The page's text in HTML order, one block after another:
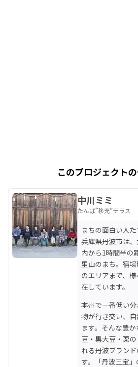
このプロジェクト
中川ミミ
たんば”移充”テラス
まちの面白い人
兵庫県丹波市は
内から1時間半の
里山のまち。宿
のエリアまで、
在しています。
本州で一番低い
物が行き交い、
ます。そんな豊
豆・黒大豆・栗
れる丹波ブラン
す。「丹波三宝